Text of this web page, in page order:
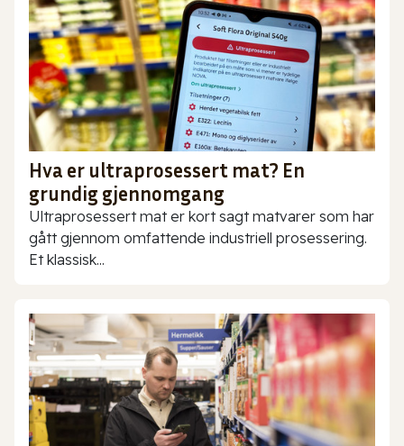
Hva er ultraprosessert mat? En
grundig gjennomgang
Ultraprosessert mat er kort sagt matvarer som har
gått gjennom omfattende industriell prosessering.
Et klassisk...